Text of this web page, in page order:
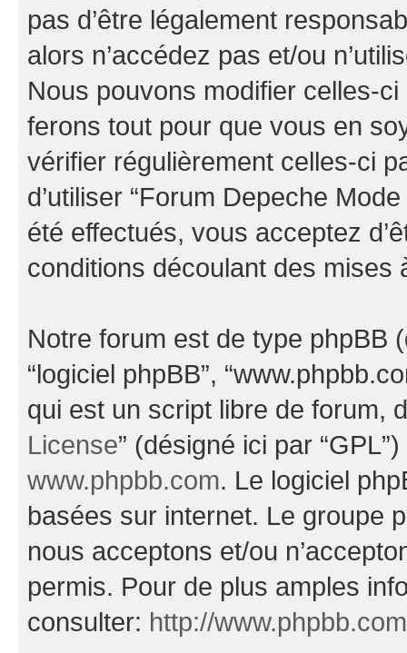
pas d’être légalement
alors n’accédez pas et/ou
Nous pouvons modifier celles-
ferons tout pour que vous en
vérifier régulièrement celles-ci
d’utiliser “Forum Depeche
été effectués, vous acceptez
conditions découlant des mises
Notre forum est de type phpBB
“logiciel phpBB”,
qui est un script libre de forum,
License” (désigné ici par
www.phpbb.com. Le logiciel
basées sur internet. Le groupe
nous acceptons et/ou
permis. Pour de plus amples
consulter: http://